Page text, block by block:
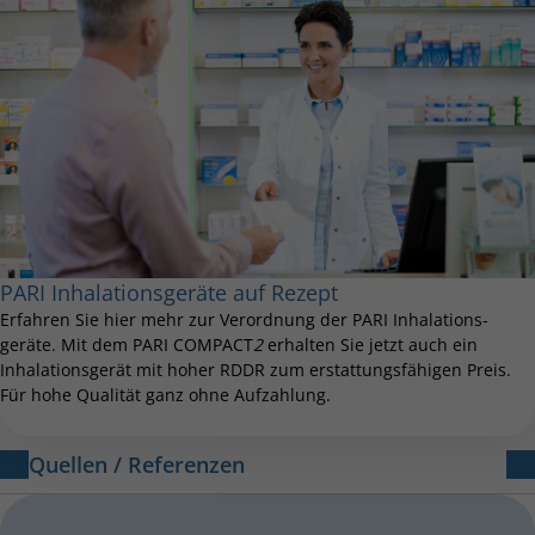
PARI Inhalationsgeräte auf Rezept
Erfahren Sie hier mehr zur Ver­ordnung der PARI Inhalations­
geräte. Mit dem PARI COMPACT2erhalten Sie jetzt auch ein
Inhalations­gerät mit hoher RDDR zum erstattungs­fähigen Preis.
Für hohe Qualität ganz ohne Auf­zahlung.
Quellen / Referenzen